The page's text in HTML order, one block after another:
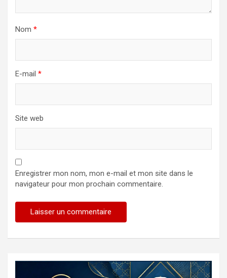
Nom *
E-mail *
Site web
Enregistrer mon nom, mon e-mail et mon site dans le
navigateur pour mon prochain commentaire.